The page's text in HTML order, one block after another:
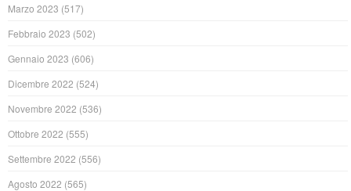
Marzo 2023 (517)
Febbraio 2023 (502)
Gennaio 2023 (606)
Dicembre 2022 (524)
Novembre 2022 (536)
Ottobre 2022 (555)
Settembre 2022 (556)
Agosto 2022 (565)